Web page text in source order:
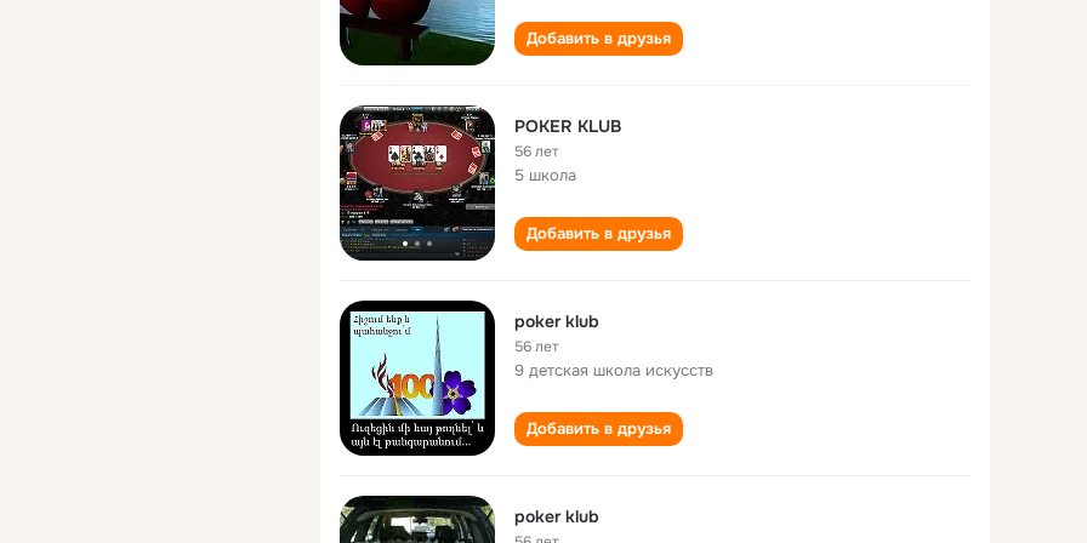
Добавить в друзья
POKER KLUB
56 лет
5 школа
Добавить в друзья
poker klub
56 лет
9 детская школа искусств
Добавить в друзья
poker klub